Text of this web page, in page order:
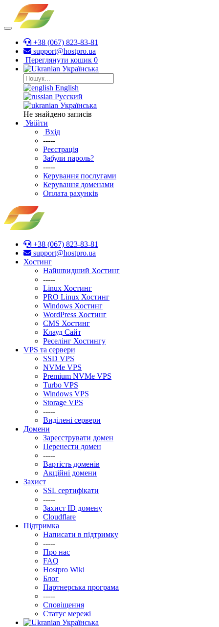
+38 (067) 823-83-81
support@hostpro.ua
Переглянути кошик 0
Українська
English
Русский
Українська
Не знайдено записів
Увійти
Вхід
-----
Реєстрація
Забули пароль?
-----
Керування послугами
Керування доменами
Оплата рахунків
+38 (067) 823-83-81
support@hostpro.ua
Хостинг
Найшвидший Хостинг
-----
Linux Хостинг
PRO Linux Хостинг
Windows Хостинг
WordPress Хостинг
CMS Хостинг
Клауд Сайт
Реселінг Хостингу
VPS та сервери
SSD VPS
NVMe VPS
Premium NVMe VPS
Turbo VPS
Windows VPS
Stоrage VPS
-----
Виділені сервери
Домени
Зареєструвати домен
Перенести домен
-----
Вартість доменів
Акційні домени
Захист
SSL сертифікати
-----
Захист ID домену
Clоudflare
Підтримка
Написати в підтримку
-----
Про нас
FAQ
Hostpro Wiki
Блог
Партнерська програма
-----
Сповіщення
Статус мережі
Українська